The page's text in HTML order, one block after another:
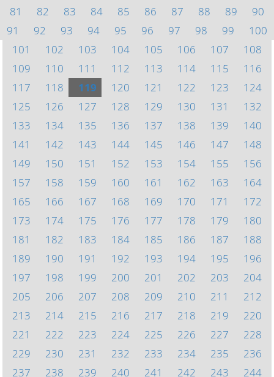
81
82 83 84 85 86 87 88 89
90
91
92 93 94 95 96 97 98 99
100
101
102 103 104 105 106 107
108
109
110 111 112 113 114 115
116
117
118 119 120 121 122 123
124
125
126 127 128 129 130 131
132
133
134 135 136 137 138 139
140
141
142 143 144 145 146 147
148
149
150 151 152 153 154 155
156
157
158 159 160 161 162 163
164
165
166 167 168 169 170 171
172
173
174 175 176 177 178 179
180
181
182 183 184 185 186 187
188
189
190 191 192 193 194 195
196
197
198 199 200 201 202 203
204
205
206 207 208 209 210 211
212
213
214 215 216 217 218 219
220
221
222 223 224 225 226 227
228
229
230 231 232 233 234 235
236
237
238 239 240 241 242 243
244